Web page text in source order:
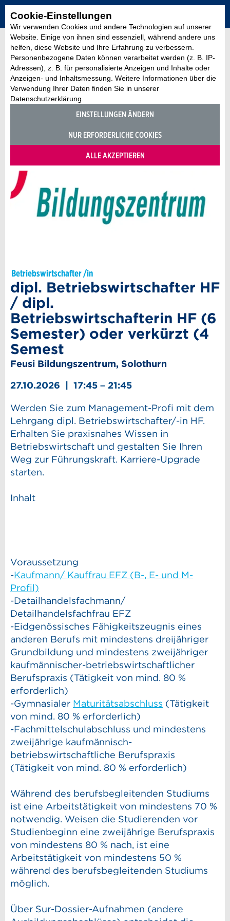
Cookie-Einstellungen
Wir verwenden Cookies und andere Technologien auf unserer
Website. Einige von ihnen sind essenziell, während andere uns
helfen, diese Website und Ihre Erfahrung zu verbessern.
Personenbezogene Daten können verarbeitet werden (z. B. IP-
Adressen), z. B. für personalisierte Anzeigen und Inhalte oder
Anzeigen- und Inhaltsmessung. Weitere Informationen über die
Verwendung Ihrer Daten finden Sie in unserer
Datenschutzerklärung.
EINSTELLUNGEN ÄNDERN
NUR ERFORDERLICHE COOKIES
ALLE AKZEPTIEREN
Betriebswirtschafter /in
dipl. Betriebswirtschafter HF
/ dipl.
Betriebswirtschafterin HF (6
Semester) oder verkürzt (4
Semest
Feusi Bildungszentrum, Solothurn
27.10.2026 | 17:45 – 21:45
Werden Sie zum Management-Profi mit dem
Lehrgang dipl. Betriebswirtschafter/-in HF.
Erhalten Sie praxisnahes Wissen in
Betriebswirtschaft und gestalten Sie Ihren
Weg zur Führungskraft. Karriere-Upgrade
starten.
Inhalt
Voraussetzung
-Kaufmann/ Kauffrau EFZ (B-, E- und M-
Profil)
-Detailhandelsfachmann/
Detailhandelsfachfrau EFZ
-Eidgenössisches Fähigkeitszeugnis eines
anderen Berufs mit mindestens dreijähriger
Grundbildung und mindestens zweijähriger
kaufmännischer-betriebswirtschaftlicher
Berufspraxis (Tätigkeit von mind. 80 %
erforderlich)
-Gymnasialer Maturitätsabschluss (Tätigkeit
von mind. 80 % erforderlich)
-Fachmittelschulabschluss und mindestens
zweijährige kaufmännisch-
betriebswirtschaftliche Berufspraxis
(Tätigkeit von mind. 80 % erforderlich)
Während des berufsbegleitenden Studiums
ist eine Arbeitstätigkeit von mindestens 70 %
notwendig. Weisen die Studierenden vor
Studienbeginn eine zweijährige Berufspraxis
von mindestens 80 % nach, ist eine
Arbeitstätigkeit von mindestens 50 %
während des berufsbegleitenden Studiums
möglich.
Über Sur-Dossier-Aufnahmen (andere